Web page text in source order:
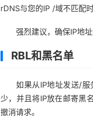
rDNS与您的IP /域不匹配
强烈建议，确保IP地
RBL和黑名单
如果从IP地址发送/服
少，并且将IP放在邮寄黑
撤消请求。